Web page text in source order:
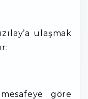
ulaşmak
göre